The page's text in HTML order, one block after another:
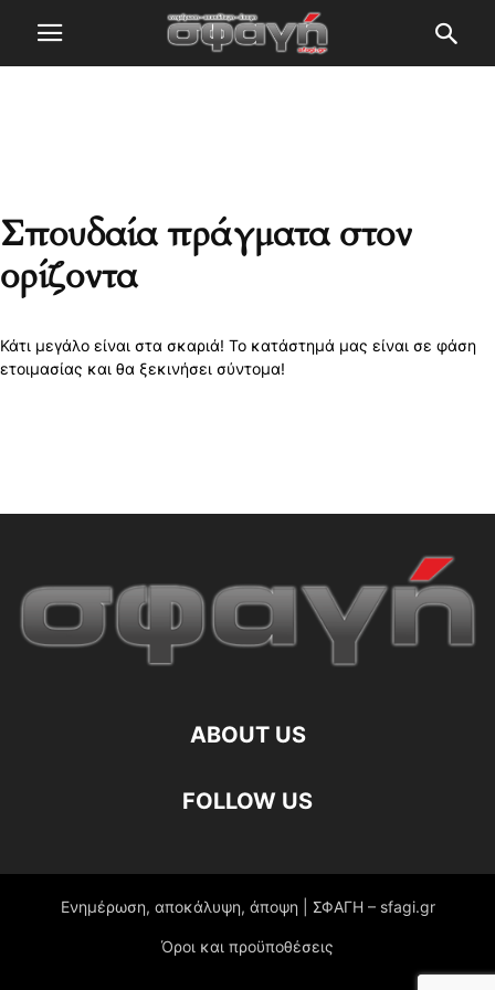
Σπουδαία πράγματα στον
ορίζοντα
Κάτι μεγάλο είναι στα σκαριά! Το κατάστημά μας είναι σε φάση
ετοιμασίας και θα ξεκινήσει σύντομα!
ABOUT US
FOLLOW US
Ενημέρωση, αποκάλυψη, άποψη | ΣΦΑΓΗ – sfagi.gr
Όροι και προϋποθέσεις